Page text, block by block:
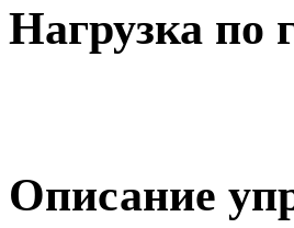
Нагрузка
Описание